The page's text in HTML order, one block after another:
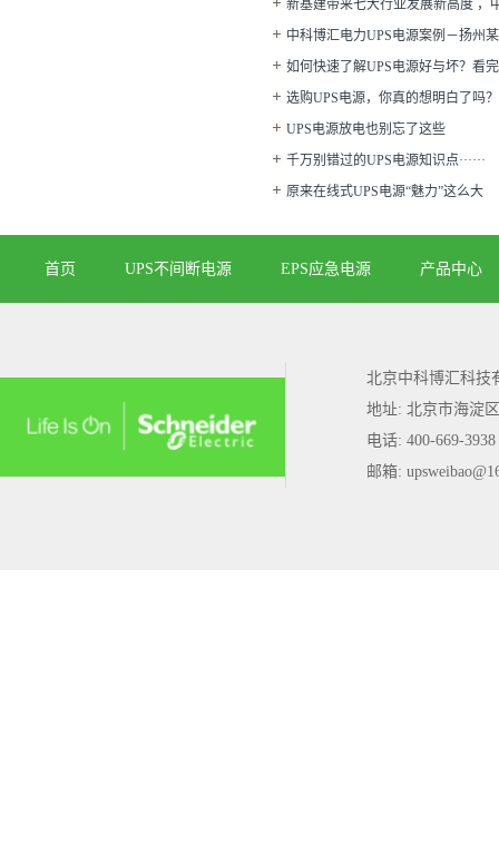
新基建带来七大行业发展新高度 ，
房建设添砖加瓦
中科博汇电力UPS电源案例－扬州
如何快速了解UPS电源好与坏？看
选购UPS电源，你真的想明白了吗？
UPS电源放电也别忘了这些
千万别错过的UPS电源知识点······
原来在线式UPS电源“魅力”这么大
首页 UPS不间断电源 EPS应急电源 产品中心
北京中科博汇科技
地址: 北京市海淀
电话: 400-669-3938
邮箱: